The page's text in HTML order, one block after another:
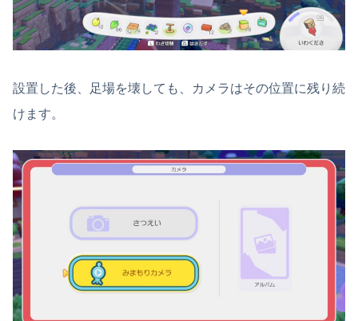
設置した後、足場を壊しても、カメラはその位置に残り続
けます。